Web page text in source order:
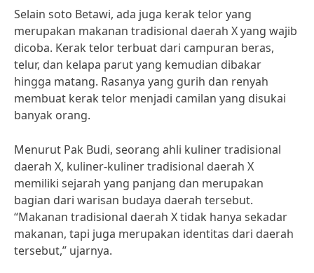
Selain soto Betawi, ada juga kerak telor yang
merupakan makanan tradisional daerah X yang wajib
dicoba. Kerak telor terbuat dari campuran beras,
telur, dan kelapa parut yang kemudian dibakar
hingga matang. Rasanya yang gurih dan renyah
membuat kerak telor menjadi camilan yang disukai
banyak orang.
Menurut Pak Budi, seorang ahli kuliner tradisional
daerah X, kuliner-kuliner tradisional daerah X
memiliki sejarah yang panjang dan merupakan
bagian dari warisan budaya daerah tersebut.
“Makanan tradisional daerah X tidak hanya sekadar
makanan, tapi juga merupakan identitas dari daerah
tersebut,” ujarnya.